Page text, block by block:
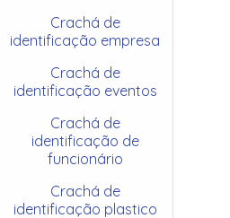
Crachá de
identificação empresa
Crachá de
identificação eventos
Crachá de
identificação de
funcionário
Crachá de
identificação plastico